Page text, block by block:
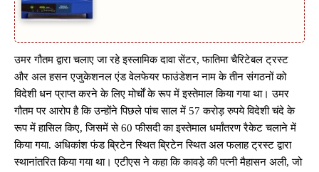
उमर गौतम द्वारा चलाए जा रहे इस्लामिक दावा सेंटर, फातिमा चैरिटेबल ट्रस्ट
और अल हसन एजुकेशनल एंड वेलफेयर फाउंडेशन नाम के तीन संगठनों को
विदेशी धन प्राप्त करने के लिए मोर्चों के रूप में इस्तेमाल किया गया था। उमर
गौतम पर आरोप है कि उन्होंने पिछले पांच साल में 57 करोड़ रुपये विदेशी चंदे के
रूप में हासिल किए, जिसमें से 60 फीसदी का इस्तेमाल धर्मांतरण रैकेट चलाने में
किया गया. अधिकांश फंड ब्रिटेन स्थित ब्रिटेन स्थित अल फलाह ट्रस्ट द्वारा
स्थानांतरित किया गया था। एटीएस ने कहा कि कावड़े की पत्नी मैहासन अली, जो